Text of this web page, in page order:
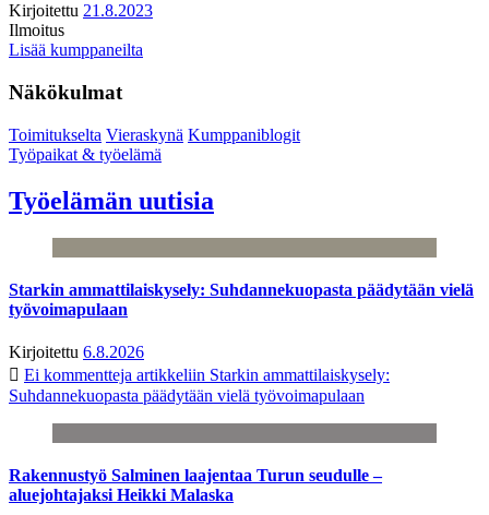
Kirjoitettu 21.8.2023
Ilmoitus
Lisää kumppaneilta
Näkökulmat
Toimitukselta Vieraskynä Kumppaniblogit
Työpaikat & työelämä
Työelämän uutisia
Starkin ammattilaiskysely: Suhdannekuopasta päädytään vielä
työvoimapulaan
Kirjoitettu 6.8.2026
Ei kommentteja artikkeliin Starkin ammattilaiskysely:
Suhdannekuopasta päädytään vielä työvoimapulaan
Rakennustyö Salminen laajentaa Turun seudulle –
aluejohtajaksi Heikki Malaska